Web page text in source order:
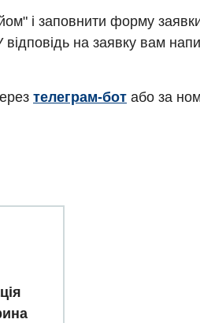
і заповнити форму
на заявку вам
телеграм-бот або за